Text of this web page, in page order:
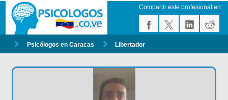
Compartir este profesional en:
Psicólogos en Caracas Libertador